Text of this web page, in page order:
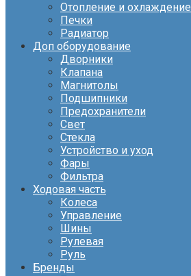
Отопление и охлаждение
Печки
Радиатор
Доп оборудование
Дворники
Клапана
Магнитолы
Подшипники
Предохранители
Свет
Стекла
Устройство и уход
Фары
Фильтра
Ходовая часть
Колеса
Управление
Шины
Рулевая
Руль
Бренды